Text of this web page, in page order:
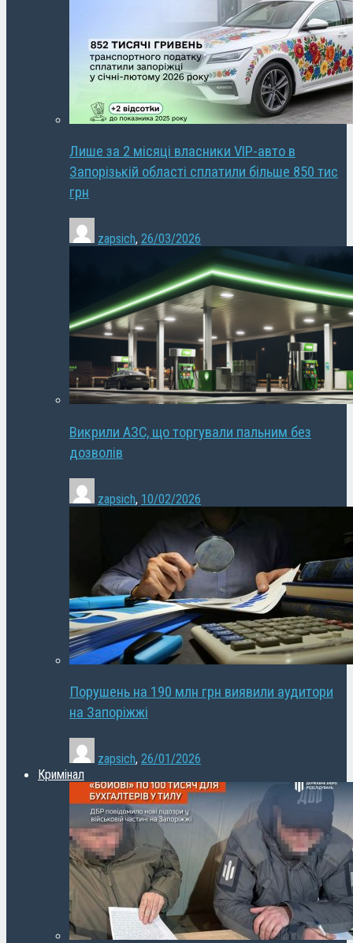
Лише за 2 місяці власники VIP-авто в
Запорізькій області сплатили більше 850 тис
грн
zapsich, 26/03/2026
Викрили АЗС, що торгували пальним без
дозволів
zapsich, 10/02/2026
Порушень на 190 млн грн виявили аудитори
на Запоріжжі
zapsich, 26/01/2026
Кримінал